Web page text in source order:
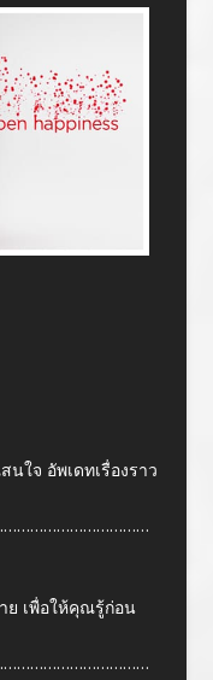
ใจ อัพเดทเรื่องราว
ย เพื่อให้คุณรู้ก่อน